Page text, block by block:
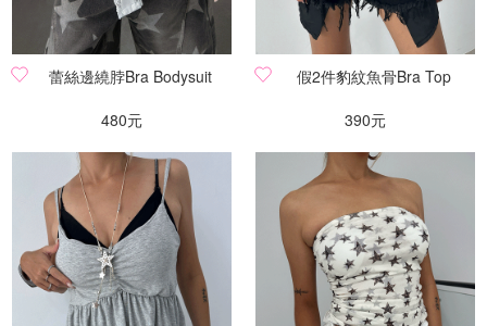
蕾絲邊繞脖Bra Bodysuit
480元
假2件豹紋魚骨Bra Top
390元